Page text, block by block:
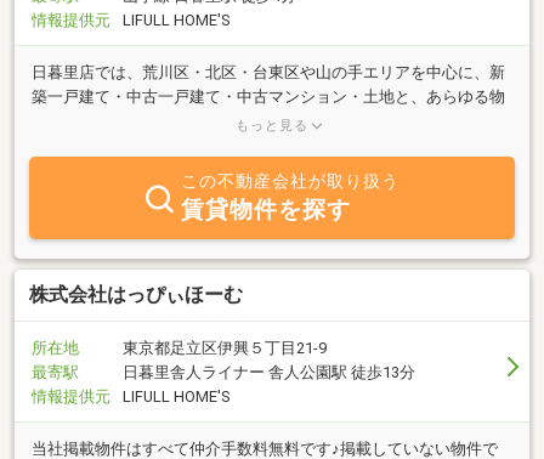
情報提供元
LIFULL HOME'S
日暮里店では、荒川区・北区・台東区や山の手エリアを中心に、新
築一戸建て・中古一戸建て・中古マンション・土地と、あらゆる物
件を豊富に取り揃えております。お客様のご来店を心よりお待ちし
もっと見る
この不動産会社が取り扱う
賃貸物件を探す
株式会社はっぴぃほーむ
所在地
東京都足立区伊興５丁目21-9
最寄駅
日暮里舎人ライナー 舎人公園駅 徒歩13分
情報提供元
LIFULL HOME'S
当社掲載物件はすべて仲介手数料無料です♪掲載していない物件で